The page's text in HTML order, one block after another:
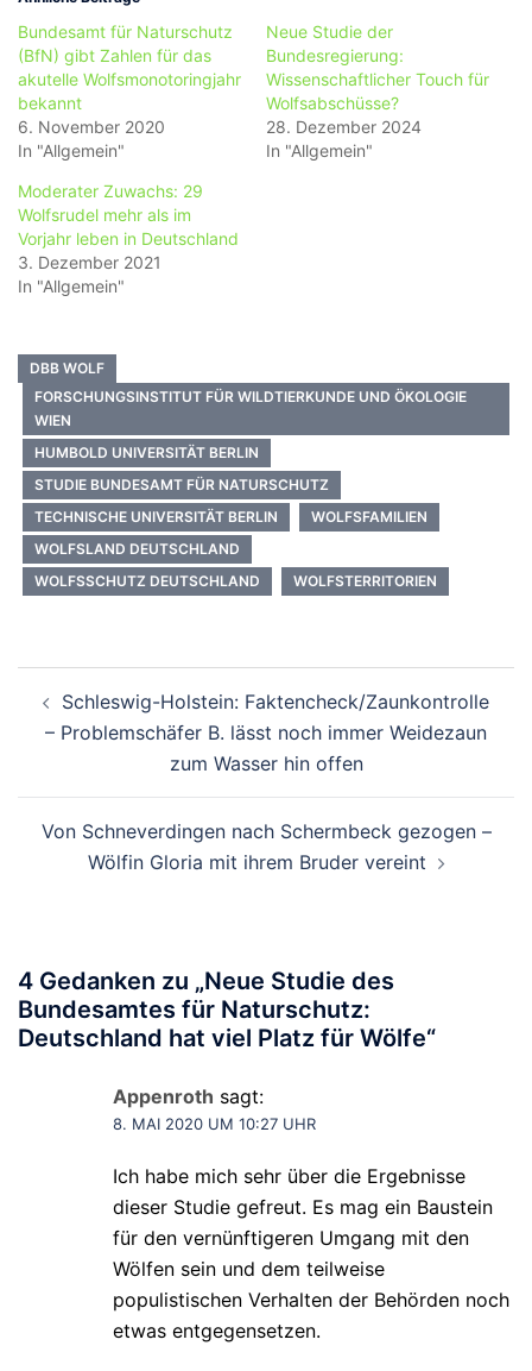
Bundesamt für Naturschutz
(BfN) gibt Zahlen für das
akutelle Wolfsmonotoringjahr
bekannt
6. November 2020
In "Allgemein"
Neue Studie der
Bundesregierung:
Wissenschaftlicher Touch für
Wolfsabschüsse?
28. Dezember 2024
In "Allgemein"
Moderater Zuwachs: 29
Wolfsrudel mehr als im
Vorjahr leben in Deutschland
3. Dezember 2021
In "Allgemein"
DBB WOLF
FORSCHUNGSINSTITUT FÜR WILDTIERKUNDE UND ÖKOLOGIE
WIEN
HUMBOLD UNIVERSITÄT BERLIN
STUDIE BUNDESAMT FÜR NATURSCHUTZ
TECHNISCHE UNIVERSITÄT BERLIN
WOLFSFAMILIEN
WOLFSLAND DEUTSCHLAND
WOLFSSCHUTZ DEUTSCHLAND
WOLFSTERRITORIEN
Schleswig-Holstein: Faktencheck/Zaunkontrolle
– Problemschäfer B. lässt noch immer Weidezaun
zum Wasser hin offen
Von Schneverdingen nach Schermbeck gezogen –
Wölfin Gloria mit ihrem Bruder vereint
4 Gedanken zu „Neue Studie des
Bundesamtes für Naturschutz:
Deutschland hat viel Platz für Wölfe“
Appenroth sagt:
8. MAI 2020 UM 10:27 UHR
Ich habe mich sehr über die Ergebnisse
dieser Studie gefreut. Es mag ein Baustein
für den vernünftigeren Umgang mit den
Wölfen sein und dem teilweise
populistischen Verhalten der Behörden noch
etwas entgegensetzen.